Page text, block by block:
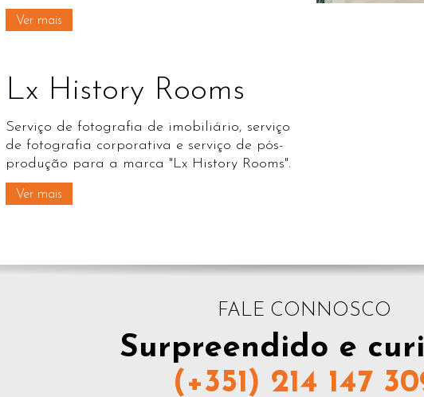
Ver mais
Lx History Rooms
Serviço de fotografia de imobiliário, serviço
de fotografia corporativa e serviço de pós-
produção para a marca "Lx History Rooms".
Ver mais
FALE CONNOSCO
Surpreendido e
(+351) 214 147